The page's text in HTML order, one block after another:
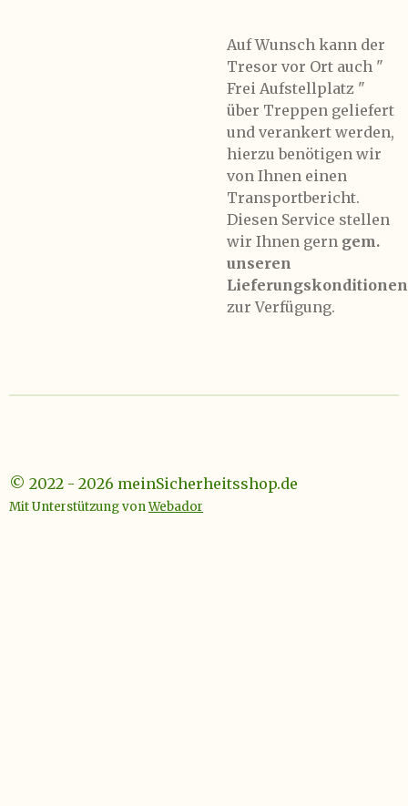
Auf Wunsch kann der
Tresor vor Ort auch "
Frei Aufstellplatz "
über Treppen geliefert
und verankert werden,
hierzu benötigen wir
von Ihnen einen
Transportbericht.
Diesen Service stellen
wir Ihnen gern gem.
unseren
Lieferungskonditionen
zur Verfügung.
© 2022 - 2026 meinSicherheitsshop.de
Mit Unterstützung vonWebador